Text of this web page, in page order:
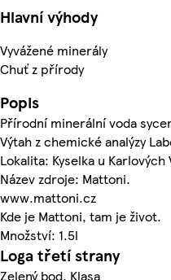
Hlavní výhody
Vyvážené minerály
Chuť z přírody
Popis
Přírodní minerální voda
Výtah z chemické analýzy
Lokalita: Kyselka u Karlových
Název zdroje: Mattoni.
www.mattoni.cz
Kde je Mattoni, tam je život.
Množství: 1.5l
Loga třetí strany
Zelený bod, Klasa